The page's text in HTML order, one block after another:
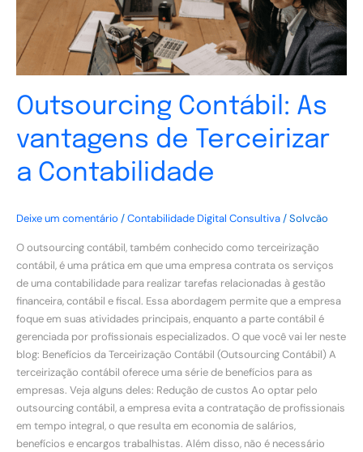
Outsourcing Contábil: As
vantagens de Terceirizar
a Contabilidade
Deixe um comentário /Contabilidade Digital Consultiva/Solvcão
O outsourcing contábil, também conhecido como terceirização
contábil, é uma prática em que uma empresa contrata os serviços
de uma contabilidade para realizar tarefas relacionadas à gestão
financeira, contábil e fiscal. Essa abordagem permite que a empresa
foque em suas atividades principais, enquanto a parte contábil é
gerenciada por profissionais especializados. O que você vai ler neste
blog: Benefícios da Terceirização Contábil (Outsourcing Contábil) A
terceirização contábil oferece uma série de benefícios para as
empresas. Veja alguns deles: Redução de custos Ao optar pelo
outsourcing contábil, a empresa evita a contratação de profissionais
em tempo integral, o que resulta em economia de salários,
benefícios e encargos trabalhistas. Além disso, não é necessário
Contabilidade